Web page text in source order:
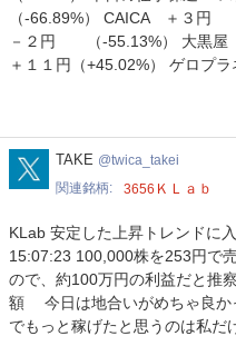
（-66.89%） CAICA ＋３円
－２円 （-55.13%） 大黒
＋１１円（+45.02%） ゲロプラ
twica_takei
TAKE twica_takei
関連銘柄
3656 ＫＬａｂ
KLab 安定した上昇トレンドに
15:07:23 100,000株を253円で
ので、約100万円の利益だと推
額 今日は地合いがめちゃ良か
でもっと稼げたと思うのは私だ